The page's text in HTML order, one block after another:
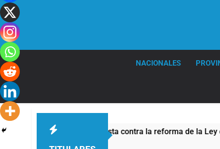
NACIONALES
la protesta contra la reforma de la Ley de Tierras